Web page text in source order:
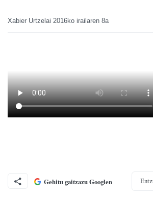
Xabier Urtzelai 2016ko irailaren 8a
Gehitu gaitzazu Googlen